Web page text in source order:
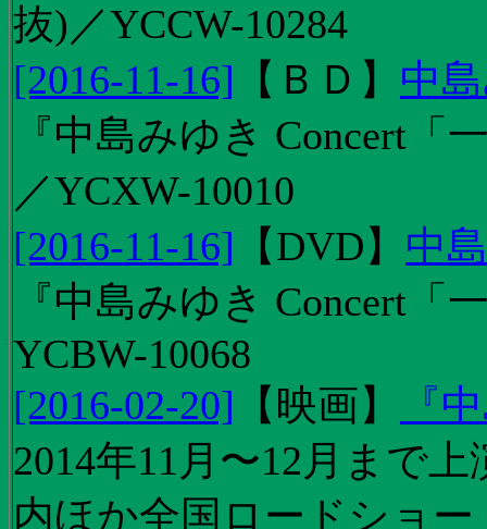
抜)／YCCW-10284
[2016-11-16] 【 ＢＤ 】 中
『中島みゆき Concert
／YCXW-10010
[2016-11-16] 【DVD】 中
『中島みゆき Concert
YCBW-10068
[2016-02-20] 【 映画】
『
2014年11月〜12月まで
内ほか全国ロードショー